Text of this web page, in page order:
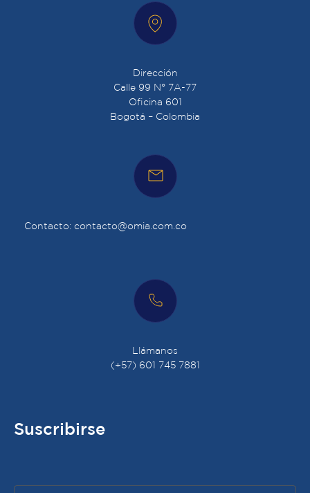
Dirección
Calle 99 N° 7A-77
Oficina 601
Bogotá – Colombia
Contacto: contacto@omia.com.co
Llámanos
(+57) 601 745 7881
Suscribirse